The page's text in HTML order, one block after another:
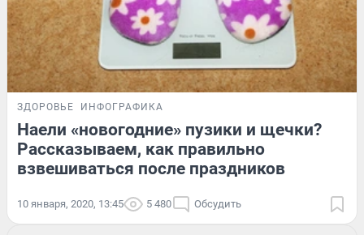
ЗДОРОВЬЕ ИНФОГРАФИКА
Наели «новогодние» пузики и щечки?
Рассказываем, как правильно
взвешиваться после праздников
10 января, 2020, 13:45 5 480 Обсудить